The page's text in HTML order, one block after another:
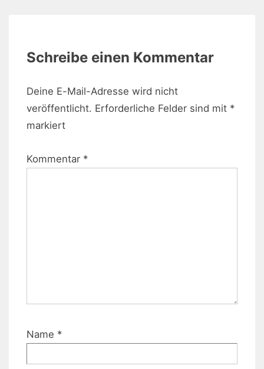
Schreibe einen Kommentar
Deine E-Mail-Adresse wird nicht
veröffentlicht. Erforderliche Felder sind mit *
markiert
Kommentar *
Name *